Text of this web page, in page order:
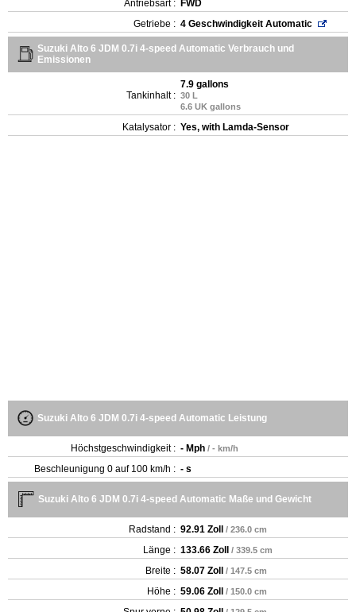
Antriebsart : FWD
Getriebe : 4 Geschwindigkeit Automatic
Suzuki Alto 6 JDM 0.7i 4-speed Automatic Verbrauch und
Emissionen
Tankinhalt :
7.9 gallons
30 L
6.6 UK gallons
Katalysator : Yes, with Lamda-Sensor
Suzuki Alto 6 JDM 0.7i 4-speed Automatic Leistung
Höchstgeschwindigkeit : - Mph / - km/h
Beschleunigung 0 auf 100 km/h : - s
Suzuki Alto 6 JDM 0.7i 4-speed Automatic Maße und Gewicht
Radstand : 92.91 Zoll / 236.0 cm
Länge : 133.66 Zoll / 339.5 cm
Breite : 58.07 Zoll / 147.5 cm
Höhe : 59.06 Zoll / 150.0 cm